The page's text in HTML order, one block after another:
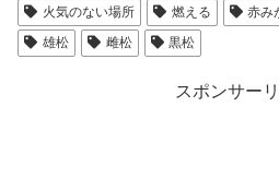
火気のない場所
燃える 赤み
雄松
雌松 黒松
スポンサー